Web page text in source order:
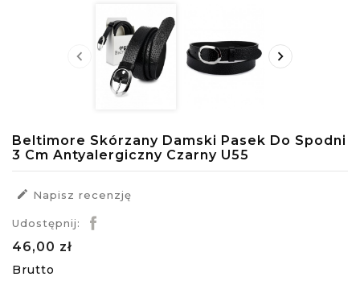
 
Beltimore Skórzany Damski Pasek Do Spodni
3 Cm Antyalergiczny Czarny U55
 Napisz recenzję
Udostępnij:
46,00 zł
Brutto